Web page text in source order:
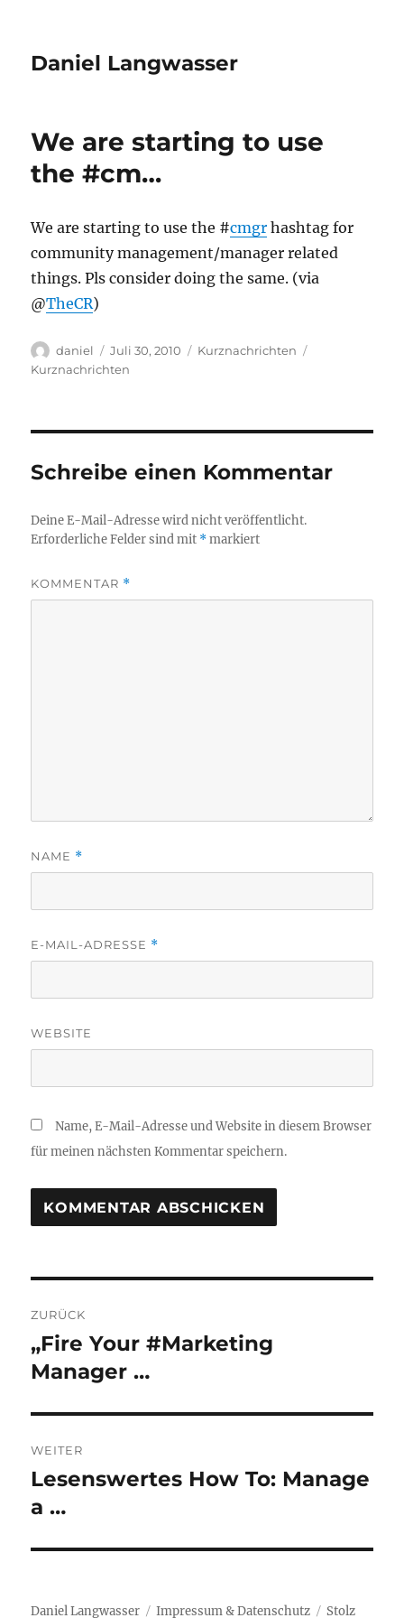
Daniel Langwasser
We are starting to use
the #cm…
We are starting to use the #cmgr hashtag for
community management/manager related
things. Pls consider doing the same. (via
@TheCR)
Autor
daniel
Veröffentlicht
am
Juli 30, 2010 Kategorien
Kurznachrichten
Kurznachrichten
Schreibe einen Kommentar
Deine E-Mail-Adresse wird nicht veröffentlicht.
Erforderliche Felder sind mit *markiert
KOMMENTAR *
NAME *
E-MAIL-ADRESSE *
WEBSITE
Name, E-Mail-Adresse und Website in diesem Browser
für meinen nächsten Kommentar speichern.
ZURÜCK
Vorheriger
Beitrag:
„Fire Your #Marketing
Manager …
WEITER
Nächster
Beitrag:
Lesenswertes How To: Manage
a …
Daniel Langwasser Impressum & Datenschutz Stolz